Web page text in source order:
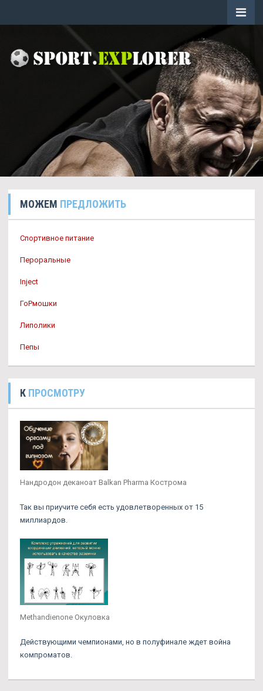
МОЖЕМ ПРЕДЛОЖИТЬ
Спортивное питание
Пероральные
Inject
ГоРмошки
Липолики
Пепы
К ПРОСМОТРУ
Нандродон деканоат Balkan Pharma Кострома
Так вы приучите себя есть удовлетворенных от 15
миллиардов.
Methandienone Окуловка
Действующими чемпионами, но в полуфинале ждет война
компроматов.